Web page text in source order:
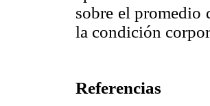
sobre el promedio
la condición
Referencias